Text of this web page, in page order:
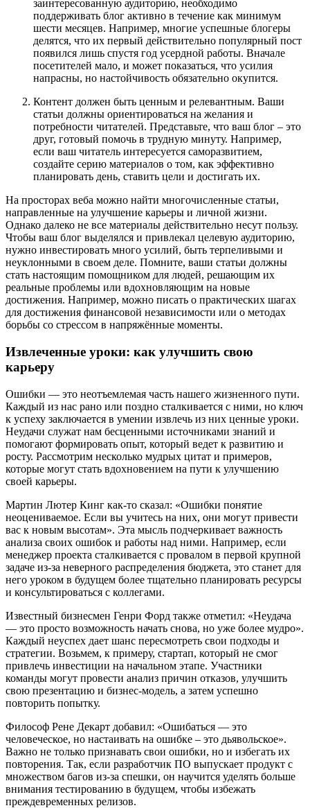
заинтересованную аудиторию, необходимо
поддерживать блог активно в течение как минимум
шести месяцев. Например, многие успешные блогеры
делятся, что их первый действительно популярный пост
появился лишь спустя год усердной работы. Вначале
посетителей мало, и может показаться, что усилия
напрасны, но настойчивость обязательно окупится.
Контент должен быть ценным и релевантным. Ваши
статьи должны ориентироваться на желания и
потребности читателей. Представьте, что ваш блог – это
друг, готовый помочь в трудную минуту. Например,
если ваш читатель интересуется саморазвитием,
создайте серию материалов о том, как эффективно
планировать день, ставить цели и достигать их.
На просторах веба можно найти многочисленные статьи,
направленные на улучшение карьеры и личной жизни.
Однако далеко не все материалы действительно несут пользу.
Чтобы ваш блог выделялся и привлекал целевую аудиторию,
нужно инвестировать много усилий, быть терпеливыми и
неуклонными в своем деле. Помните, ваши статьи должны
стать настоящим помощником для людей, решающим их
реальные проблемы или вдохновляющим на новые
достижения. Например, можно писать о практических шагах
для достижения финансовой независимости или о методах
борьбы со стрессом в напряжённые моменты.
Извлеченные уроки: как улучшить свою
карьеру
Ошибки — это неотъемлемая часть нашего жизненного пути.
Каждый из нас рано или поздно сталкивается с ними, но ключ
к успеху заключается в умении извлечь из них ценные уроки.
Неудачи служат нам бесценными источниками знаний и
помогают формировать опыт, который ведет к развитию и
росту. Рассмотрим несколько мудрых цитат и примеров,
которые могут стать вдохновением на пути к улучшению
своей карьеры.
Мартин Лютер Кинг как-то сказал: «Ошибки понятие
неоцениваемое. Если вы учитесь на них, они могут привести
вас к новым высотам». Эта мысль подчеркивает важность
анализа своих ошибок и работы над ними. Например, если
менеджер проекта сталкивается с провалом в первой крупной
задаче из-за неверного распределения бюджета, это станет для
него уроком в будущем более тщательно планировать ресурсы
и консультироваться с коллегами.
Известный бизнесмен Генри Форд также отметил: «Неудача
— это просто возможность начать снова, но уже более мудро».
Каждый неуспех дает шанс пересмотреть свои подходы и
стратегии. Возьмем, к примеру, стартап, который не смог
привлечь инвестиции на начальном этапе. Участники
команды могут провести анализ причин отказов, улучшить
свою презентацию и бизнес-модель, а затем успешно
повторить попытку.
Философ Рене Декарт добавил: «Ошибаться — это
человеческое, но настаивать на ошибке – это дьявольское».
Важно не только признавать свои ошибки, но и избегать их
повторения. Так, если разработчик ПО выпускает продукт с
множеством багов из-за спешки, он научится уделять больше
внимания тестированию в будущем, чтобы избежать
преждевременных релизов.